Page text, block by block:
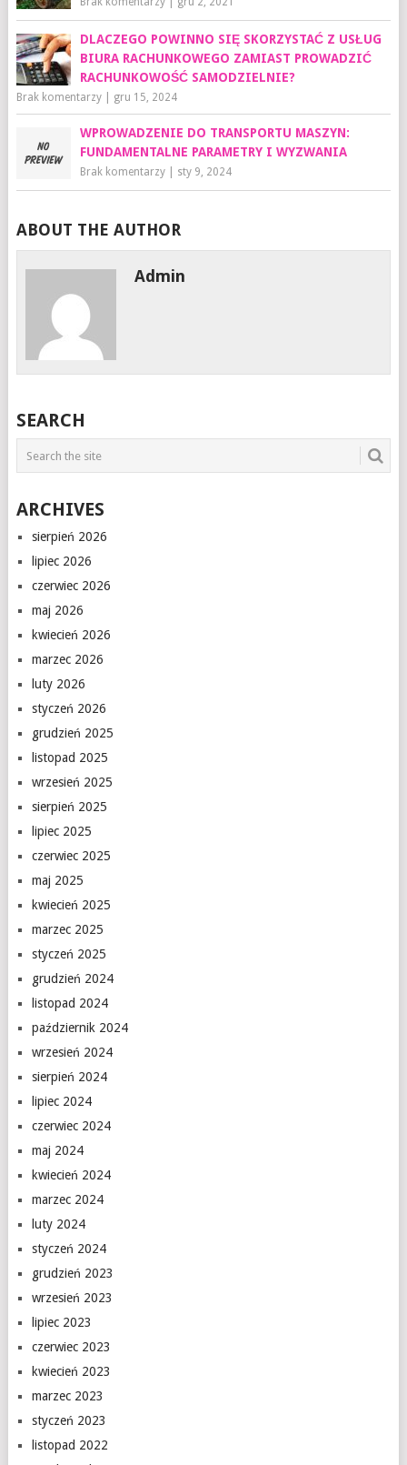
DLACZEGO POWINNO SIĘ SKORZYSTAĆ Z USŁUG
BIURA RACHUNKOWEGO ZAMIAST PROWADZIĆ
RACHUNKOWOŚĆ SAMODZIELNIE?
Brak komentarzy| gru 15, 2024
WPROWADZENIE DO TRANSPORTU MASZYN:
FUNDAMENTALNE PARAMETRY I WYZWANIA
Brak komentarzy| sty 9, 2024
ABOUT THE AUTHOR
Admin
SEARCH
ARCHIVES
sierpień 2026
lipiec 2026
czerwiec 2026
maj 2026
kwiecień 2026
marzec 2026
luty 2026
styczeń 2026
grudzień 2025
listopad 2025
wrzesień 2025
sierpień 2025
lipiec 2025
czerwiec 2025
maj 2025
kwiecień 2025
marzec 2025
styczeń 2025
grudzień 2024
listopad 2024
październik 2024
wrzesień 2024
sierpień 2024
lipiec 2024
czerwiec 2024
maj 2024
kwiecień 2024
marzec 2024
luty 2024
styczeń 2024
grudzień 2023
wrzesień 2023
lipiec 2023
czerwiec 2023
kwiecień 2023
marzec 2023
styczeń 2023
listopad 2022